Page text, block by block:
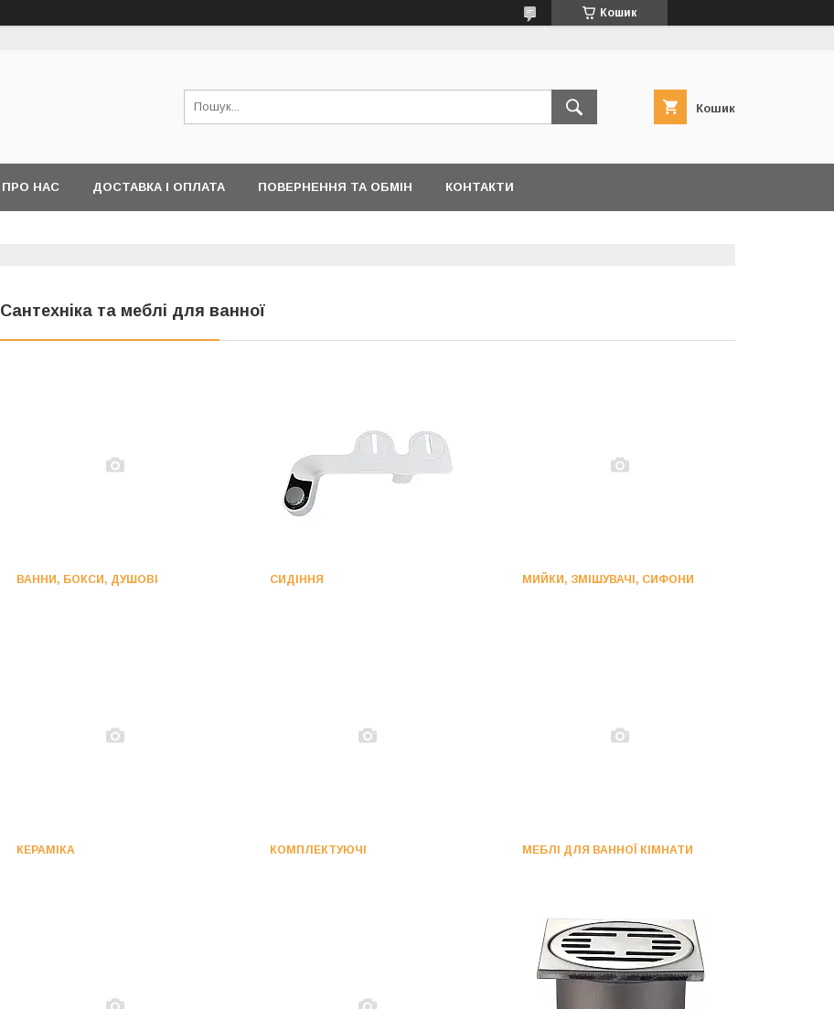
Кошик
Кошик
ПРО НАС ДОСТАВКА І ОПЛАТА ПОВЕРНЕННЯ ТА ОБМІН КОНТАКТИ
Сантехніка та меблі для ванної
ВАННИ, БОКСИ, ДУШОВІ СИДІННЯ МИЙКИ, ЗМІШУВАЧІ, СИФОНИ
КЕРАМІКА КОМПЛЕКТУЮЧІ МЕБЛІ ДЛЯ ВАННОЇ КІМНАТИ